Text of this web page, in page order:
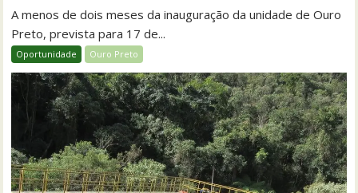
A menos de dois meses da inauguração da unidade de Ouro
Preto, prevista para 17 de...
Oportunidade Ouro Preto